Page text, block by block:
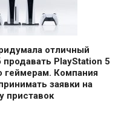
отличный
продавать PlayStation 5
геймерам. Компания
заявки на
приставок